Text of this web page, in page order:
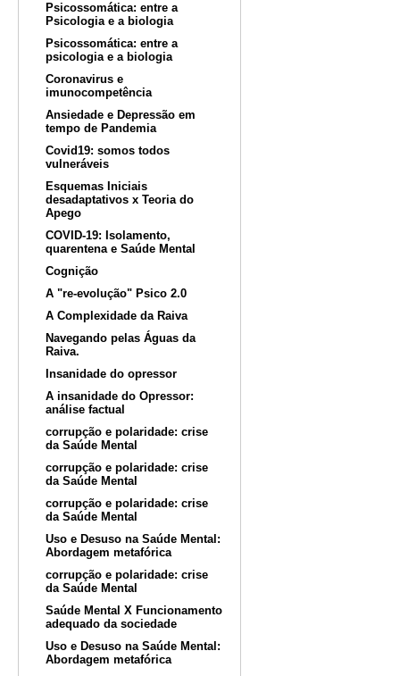
Psicossomática: entre a
Psicologia e a biologia
Psicossomática: entre a
psicologia e a biologia
Coronavirus e
imunocompetência
Ansiedade e Depressão em
tempo de Pandemia
Covid19: somos todos
vulneráveis
Esquemas Iniciais
desadaptativos x Teoria do
Apego
COVID-19: Isolamento,
quarentena e Saúde Mental
Cognição
A "re-evolução" Psico 2.0
A Complexidade da Raiva
Navegando pelas Águas da
Raiva.
Insanidade do opressor
A insanidade do Opressor:
análise factual
corrupção e polaridade: crise
da Saúde Mental
corrupção e polaridade: crise
da Saúde Mental
corrupção e polaridade: crise
da Saúde Mental
Uso e Desuso na Saúde Mental:
Abordagem metafórica
corrupção e polaridade: crise
da Saúde Mental
Saúde Mental X Funcionamento
adequado da sociedade
Uso e Desuso na Saúde Mental:
Abordagem metafórica